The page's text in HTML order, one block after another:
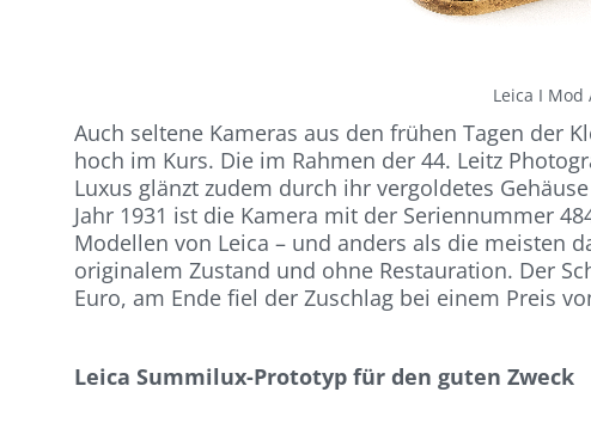
Leica I Mod
Auch seltene Kameras aus den frühen Tagen der
hoch im Kurs. Die im Rahmen der 44. Leitz
Luxus glänzt zudem durch ihr vergoldetes
Jahr 1931 ist die Kamera mit der Seriennummer
Modellen von Leica – und anders als die meisten
originalem Zustand und ohne Restauration. Der
Euro, am Ende fiel der Zuschlag bei einem Preis
Leica Summilux-Prototyp für den guten Zweck